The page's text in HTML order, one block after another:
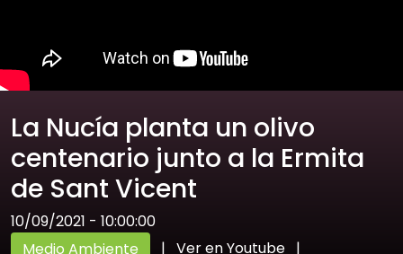
La Nucía planta un olivo
centenario junto a la Ermita
de Sant Vicent
10/09/2021 - 10:00:00
Medio Ambiente
| Ver en Youtube |